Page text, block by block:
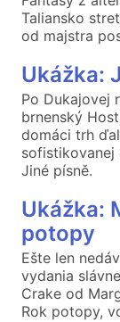
Taliansko
od majstra
Ukážka:
Po Dukajovej
brnenský
domáci trh
sofistikovanej
Jiné písně.
Ukážka:
potopy
Ešte len
vydania
Crake od
Rok potopy,